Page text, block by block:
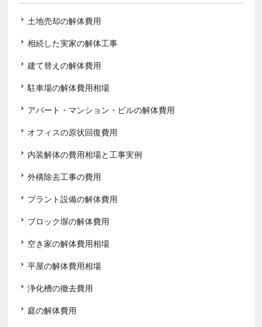
土地売却の解体費用
相続した実家の解体工事
建て替えの解体費用
駐車場の解体費用相場
アパート・マンション・ビルの解体費用
オフィスの原状回復費用
内装解体の費用相場と工事実例
外構除去工事の費用
プラント設備の解体費用
ブロック塀の解体費用
空き家の解体費用相場
平屋の解体費用相場
浄化槽の撤去費用
庭の解体費用